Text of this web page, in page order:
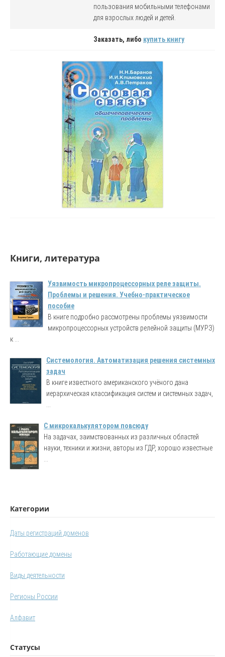
пользования мобильными телефонами
для взрослых людей и детей.
Заказать, либо купить книгу
Книги, литература
Уязвимость микропроцессорных реле защиты.
Проблемы и решения. Учебно-практическое
пособие
В книге подробно рассмотрены проблемы уязвимости
микропроцессорных устройств релейной защиты (МУРЗ)
к ...
Системология. Автоматизация решения системных
задач
В книге известного американского учёного дана
иерархическая классификация систем и системных задач,
С микрокалькулятором повсюду
На задачах, заимствованных из различных областей
науки, техники и жизни, авторы из ГДР, хорошо известные
Категории
Даты регистраций доменов
Работающие домены
Виды деятельности
Регионы России
Алфавит
Статусы